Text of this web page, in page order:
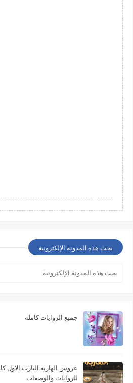
بحث هذه المدونة الإلكترونية
جميع الروايات كامله
عروس الهاربه البارت الاول
للروايات والوصفات